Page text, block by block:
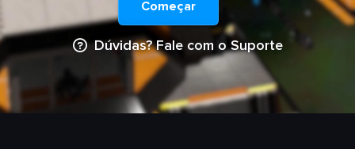
Começar
Dúvidas? Fale com o Suporte